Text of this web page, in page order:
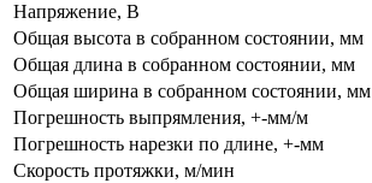
Напряжение, В
Общая высота в собранном состоянии, мм
Общая длина в собранном состоянии, мм
Общая ширина в собранном состоянии, мм
Погрешность выпрямления, +-мм/м
Погрешность нарезки по длине, +-мм
Скорость протяжки, м/мин